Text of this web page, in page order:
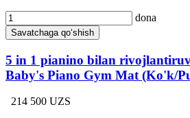
dona
Savatchaga qo‘shish
5 in 1 pianino bilan
Baby's Piano Gym Mat (Ko'k/
214 500 UZS